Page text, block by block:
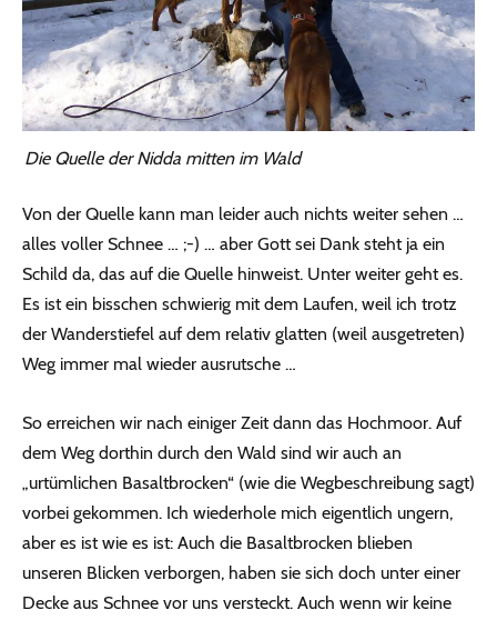
Die Quelle der Nidda mitten im Wald
Von der Quelle kann man leider auch nichts weiter sehen …
alles voller Schnee … ;-) … aber Gott sei Dank steht ja ein
Schild da, das auf die Quelle hinweist. Unter weiter geht es.
Es ist ein bisschen schwierig mit dem Laufen, weil ich trotz
der Wanderstiefel auf dem relativ glatten (weil ausgetreten)
Weg immer mal wieder ausrutsche …
So erreichen wir nach einiger Zeit dann das Hochmoor. Auf
dem Weg dorthin durch den Wald sind wir auch an
„urtümlichen Basaltbrocken“ (wie die Wegbeschreibung sagt)
vorbei gekommen. Ich wiederhole mich eigentlich ungern,
aber es ist wie es ist: Auch die Basaltbrocken blieben
unseren Blicken verborgen, haben sie sich doch unter einer
Decke aus Schnee vor uns versteckt. Auch wenn wir keine